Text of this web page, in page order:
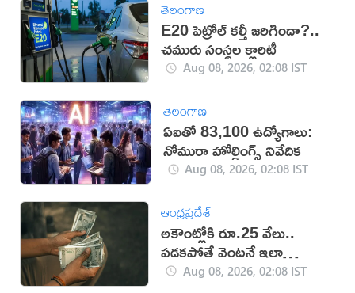
తెలంగాణ
E20 పెట్రోల్ కల్తీ జరిగిందా?..
చమురు సంస్థల క్లారిటీ
Aug 08, 2026, 02:08 IST
తెలంగాణ
ఏఐతో 83,100 ఉద్యోగాలు:
నోమురా హోల్డింగ్స్ నివేదిక
Aug 08, 2026, 02:08 IST
ఆంధ్రప్రదేశ్
అకౌంట్లోకి రూ.25 వేలు..
పడకపోతే వెంటనే ఇలా
చేయండి!
Aug 08, 2026, 02:08 IST